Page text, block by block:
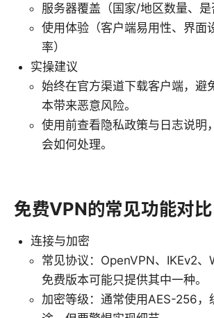
服务器覆盖（国家/地区数量、是
使用体验（客户端易用性、界面
率）
实操建议
始终在官方渠道下载客户端，避
本带来恶意风险。
使用前查看隐私政策与日志说明
会如何处理。
免费VPN的常见功能对比
连接与加密
常见协议：OpenVPN、IKEv2、
免费版本可能只提供其中一种。
加密等级：通常使用AES-256，